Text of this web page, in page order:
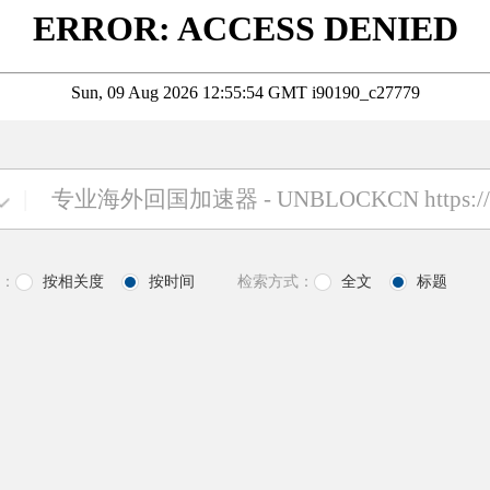
按相关度 按时间 检索方式： 全文 标题